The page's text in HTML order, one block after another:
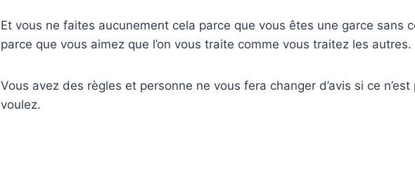
Et vous ne faites aucunement cela parce que vous êtes une garce sans
parce que vous aimez que l’on vous traite comme vous traitez les autres.
Vous avez des règles et personne ne vous fera changer d’avis si ce
voulez.